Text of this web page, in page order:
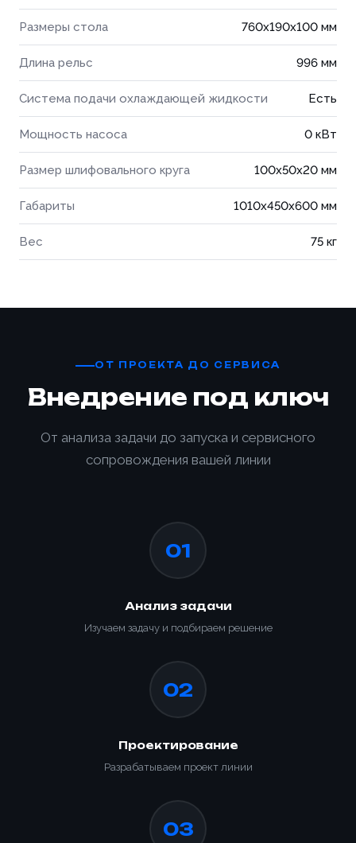
Размеры стола 760x190x100 мм
Длина рельс 996 мм
Система подачи охлаждающей жидкости Есть
Мощность насоса 0 кВт
Размер шлифовального круга 100x50x20 мм
Габариты 1010x450x600 мм
Вес 75 кг
ОТ ПРОЕКТА ДО СЕРВИСА
Внедрение под ключ
От анализа задачи до запуска и сервисного
сопровождения вашей линии
01
Анализ задачи
Изучаем задачу и подбираем решение
02
Проектирование
Разрабатываем проект линии
03